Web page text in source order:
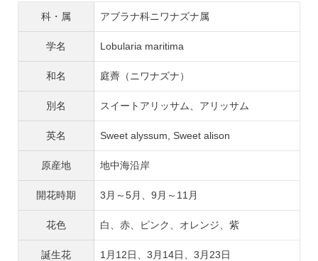
科・属 アブラナ科ニワナズナ属
学名 Lobularia maritima
和名 庭薺（ニワナズナ）
別名 スイートアリッサム、アリッサム
英名 Sweet alyssum, Sweet alison
原産地 地中海沿岸
開花時期 3月～5月、9月～11月
花色 白、赤、ピンク、オレンジ、紫
誕生花 1月12日、3月14日、3月23日